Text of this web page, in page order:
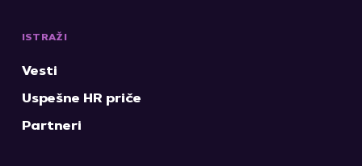
ISTRAŽI
Vesti
Uspešne HR priče
Partneri